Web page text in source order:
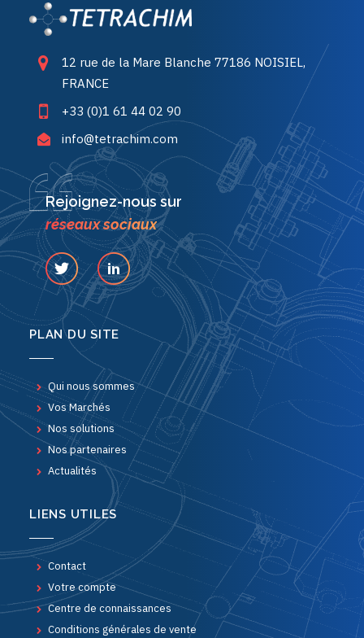
12 rue de la Mare Blanche 77186 NOISIEL,
FRANCE
+33 (0)1 61 44 02 90
info@tetrachim.com
PLAN DU SITE
Qui nous sommes
Vos Marchés
Nos solutions
Nos partenaires
Actualités
LIENS UTILES
Contact
Votre compte
Centre de connaissances
Conditions générales de vente
Rejoignez-nous sur
réseaux sociaux